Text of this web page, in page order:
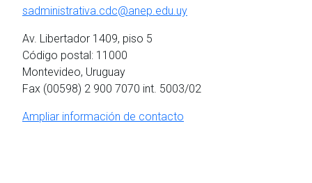
sadministrativa.cdc@anep.edu.uy
Av. Libertador 1409, piso 5
Código postal: 11000
Montevideo, Uruguay
Fax (00598) 2 900 7070 int. 5003/02
Ampliar información de contacto